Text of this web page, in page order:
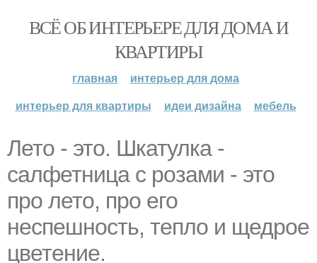
ВСЁ ОБ ИНТЕРЬЕРЕ ДЛЯ ДОМА И
КВАРТИРЫ
главная
интерьер для дома
интерьер для квартиры
идеи дизайна мебель
Лето - это. Шкатулка -
салфетница с розами - это
про лето, про его
неспешность, тепло и щедрое
цветение.